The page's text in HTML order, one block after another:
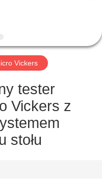
Vickers
tester
Vickers z
stołu